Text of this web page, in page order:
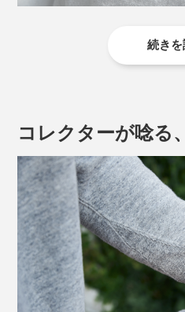
1930年代に開発されたトレ
原型。A.G. Spalding &
ね歩き、一番状態が良く、
を交渉して取得した名作です
続きを
コレクターが唸る